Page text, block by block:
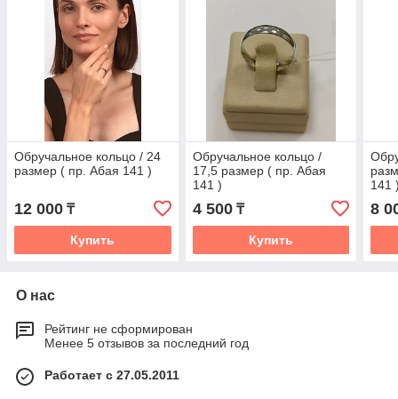
Обручальное кольцо / 24
размер ( пр. Абая 141 )
12 000 ₸
Купить
Обручальное кольцо /
17,5 размер ( пр. Абая
141 )
4 500₸
Купить
141
8
О нас
Рейтинг не сформирован
Менее 5 отзывов за последний год
Работает с 27.05.2011